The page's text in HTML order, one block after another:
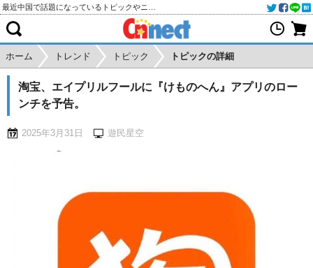
ホーム トレンド トピック トピックの詳細
淘宝、エイプリルフールに『けものへん』アプリのロー
ンチを予告。
2025年3月31日 遊民星空